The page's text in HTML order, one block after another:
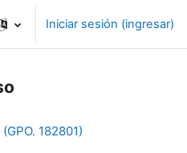
Iniciar sesión (ingresar)
182801)